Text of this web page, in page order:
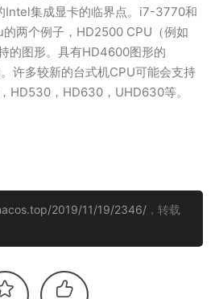
Intel集成显卡的临界点。i7-3770和
两个例子，HD2500 CPU（例如
的图形。具有HD4600图形的
许多较新的台式机CPU可能会支持
HD530，HD630，UHD630等。
2019/11/19/2346/ ，转载